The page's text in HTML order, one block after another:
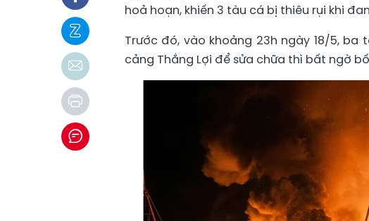
hoả hoạn, khiến 3 tàu cá bị thiêu rụi khi
Trước đó, vào khoảng 23h ngày 18/5,
cảng Thắng Lợi để sửa chữa thì bất ngờ